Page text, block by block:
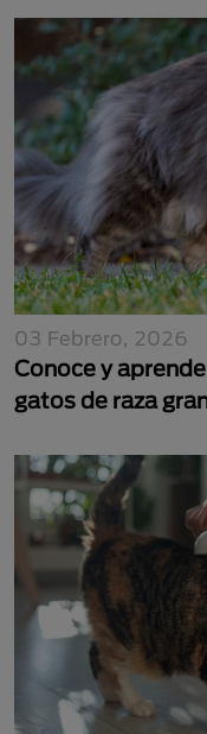
03 Febrero, 2026
Conoce y
gatos de raza